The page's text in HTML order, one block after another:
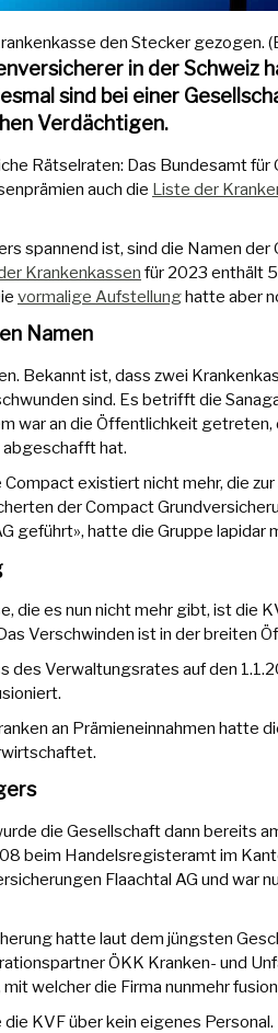
den Stecker gezogen.
in der Schweiz
sind bei einer
Verdächtigen.
Rätselraten: Das Bundesamt
auch die Liste der
spannend ist, sind die Namen
Krankenkassen für 2023 enthält
vormalige Aufstellunghatte aber
Namen
Bekannt ist, dass zwei
sind. Es betrifft die
war an die Öffentlichkeit getreten,
hat.
existiert nicht mehr, die
der Compact
geführt», hatte die Gruppe lapidar
die es nun nicht mehr gibt, ist die
Verschwinden ist in der breiten
des Verwaltungsrates auf den
an Prämieneinnahmen hatte
die Gesellschaft dann bereits
beim Handelsregisteramt im
Flaachtal AG und war
hatte laut dem jüngsten
ÖKK Kranken- und
welcher die Firma nunmehr
KVF über kein eigenes